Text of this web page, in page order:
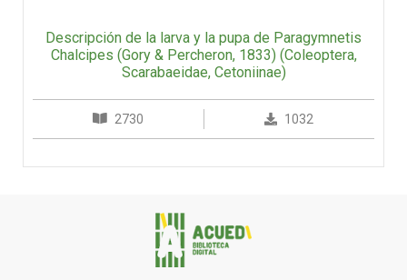
Descripción de la larva y la pupa de Paragymnetis
Chalcipes (Gory & Percheron, 1833) (Coleoptera,
Scarabaeidae, Cetoniinae)
2730 1032